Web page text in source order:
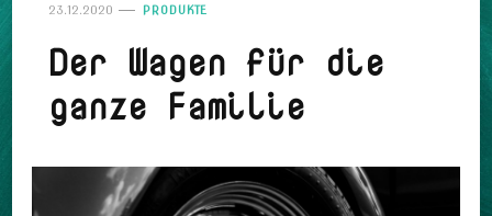
23.12.2020 PRODUKTE
Der Wagen für die
ganze Familie